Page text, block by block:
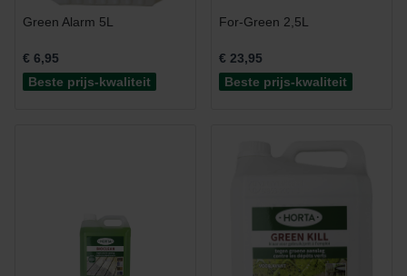
Green Alarm 5L
€ 6,95
Beste prijs-kwaliteit
For-Green 2,5L
€ 23,95
Beste prijs-kwaliteit